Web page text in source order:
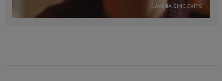
LAVINIA SINCOVITS